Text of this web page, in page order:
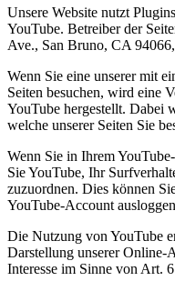
Unsere Website nutzt
YouTube. Betreiber der
Ave., San Bruno, CA
Wenn Sie eine unserer mit
Seiten besuchen, wird eine
YouTube hergestellt. Dabei
welche unserer Seiten Sie
Wenn Sie in Ihrem
Sie YouTube, Ihr
zuzuordnen. Dies können
YouTube-Account
Die Nutzung von YouTube
Darstellung unserer Online-
Interesse im Sinne von Art.